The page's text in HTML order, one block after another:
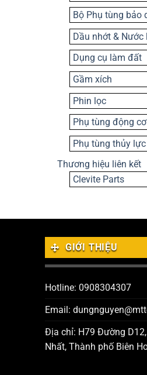
Bộ Phụ tùng bảo
Dầu nhớt & Nước
Dụng cụ làm đất
Gầm xích
Phin lọc
Phụ tùng động cơ
Phụ tùng thủy lực
Thương hiệu liên kết
Clevite Parts
GIỚI THIỆU
Hotline: 0908304307
Email:
Địa chỉ: H79 Đường
Nhất, Thành phố Biên